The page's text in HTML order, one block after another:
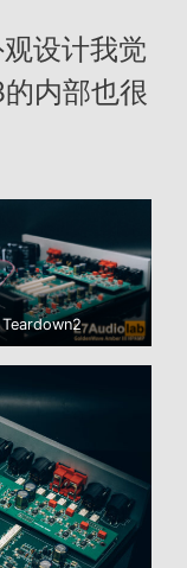
设计我觉
内部也很
Teardown2